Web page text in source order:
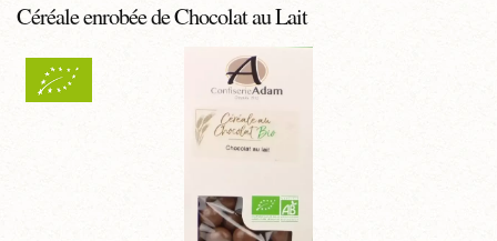
Céréale enrobée de Chocolat au Lait